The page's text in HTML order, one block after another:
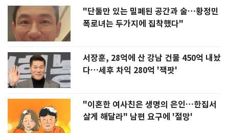
"단둘만 있는 밀폐된 공간과 술…황정민
폭로녀는 두가지에 집착했다"
서장훈, 28억에 산 강남 건물 450억 내놨
다…세후 차익 280억 '잭팟'
"이혼한 여사친은 생명의 은인…한집서
살게 해달라" 남편 요구에 '절망'